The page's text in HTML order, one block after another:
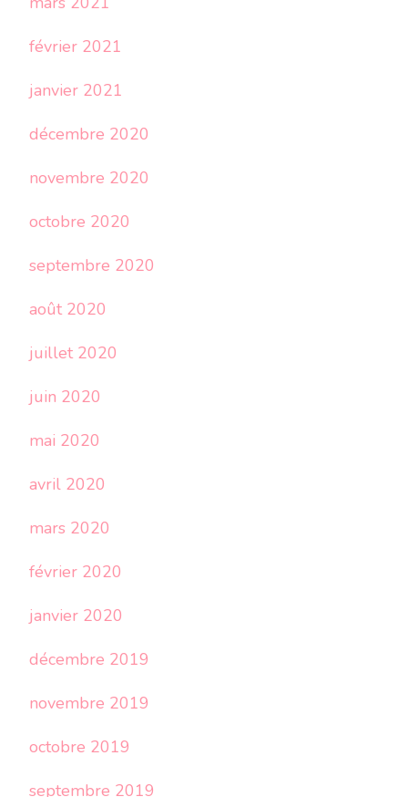
février 2021
janvier 2021
décembre 2020
novembre 2020
octobre 2020
septembre 2020
août 2020
juillet 2020
juin 2020
mai 2020
avril 2020
mars 2020
février 2020
janvier 2020
décembre 2019
novembre 2019
octobre 2019
septembre 2019